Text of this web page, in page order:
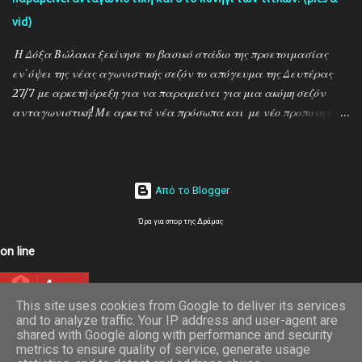
vid)
Η Δόξα Βώλακα ξεκίνησε το βασικό στάδιο της προετοιμασίας
εν΄όψει της νέας αγωνιστικής σεζόν το απόγευμα της Δευτέρας
27/7 με αρκετή όρεξη για να παραμείνει για μια ακόμη σεζόν
ανταγωνιστική! Με αρκετά νέα πρόσωπα και με νέο προπονητή
προπονήσεις μέσα απο τον φακό της ''Ο'' που βρέθηκε στον Βώλακα
Τεγξίζογλου (προπονητής) , Χρήστος Παναγιώτου
(ποδοσφαιριστής) και Άγγελος Παπαμαρίνου (πρόεδρος) ...
Από το Blogger
Ώρα για σπορ της Δράμας
on line
4
This site uses cookies from Google to deliver its services
and to analyze traffic. Your IP address and user-agent are
shared with Google along with performance and security
metrics to ensure quality of service, generate usage